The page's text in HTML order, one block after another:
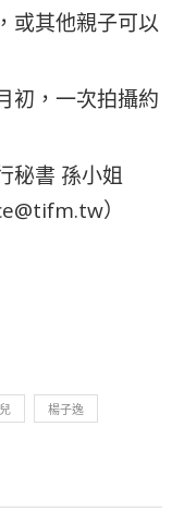
或其他親子可以
初，一次拍攝約
秘書 孫小姐
）
楊子逸